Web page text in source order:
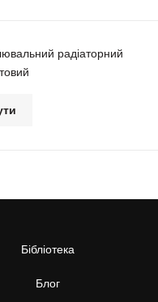
радіаторний
Бібліотека
Блог